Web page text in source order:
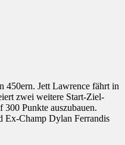
450ern. Jett Lawrence fährt in
zwei weitere Start-Ziel-
300 Punkte auszubauen.
Ex-Champ Dylan Ferrandis